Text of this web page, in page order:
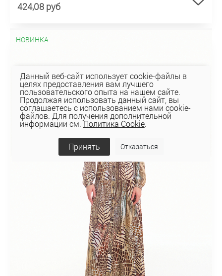
424,08 руб
НОВИНКА
Данный веб-сайт использует cookie-файлы в
целях предоставления вам лучшего
пользовательского опыта на нашем сайте.
Продолжая использовать данный сайт, вы
соглашаетесь с использованием нами cookie-
файлов. Для получения дополнительной
информации см.Политика Cookie.
Принять Отказаться